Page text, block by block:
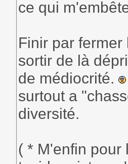
Mais ca c'est
large - 20 ou
originalite.
ce qui
Finir par
sortir de là
de médiocrité.
surtout a
diversité.
( * M'enfin pour